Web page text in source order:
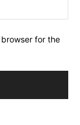
for the